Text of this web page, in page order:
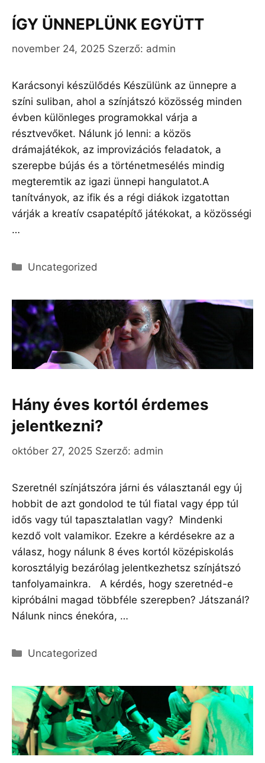
ÍGY ÜNNEPLÜNK EGYÜTT
november 24, 2025 Szerző: admin
Karácsonyi készülődés Készülünk az ünnepre a
színi suliban, ahol a színjátszó közösség minden
évben különleges programokkal várja a
résztvevőket. Nálunk jó lenni: a közös
drámajátékok, az improvizációs feladatok, a
szerepbe bújás és a történetmesélés mindig
megteremtik az igazi ünnepi hangulatot.A
tanítványok, az ifik és a régi diákok izgatottan
várják a kreatív csapatépítő játékokat, a közösségi
…
Kategória
Uncategorized
Hány éves kortól érdemes
jelentkezni?
október 27, 2025 Szerző: admin
Szeretnél színjátszóra járni és választanál egy új
hobbit de azt gondolod te túl fiatal vagy épp túl
idős vagy túl tapasztalatlan vagy? Mindenki
kezdő volt valamikor. Ezekre a kérdésekre az a
válasz, hogy nálunk 8 éves kortól középiskolás
korosztályig bezárólag jelentkezhetsz színjátszó
tanfolyamainkra. A kérdés, hogy szeretnéd-e
kipróbálni magad többféle szerepben? Játszanál?
Nálunk nincs énekóra, …
Kategória
Uncategorized